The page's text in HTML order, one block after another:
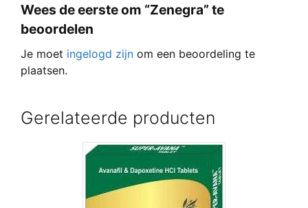
Wees de eerste om “Zenegra” te
beoordelen
Je moet ingelogd zijn om een beoordeling te
plaatsen.
Gerelateerde producten